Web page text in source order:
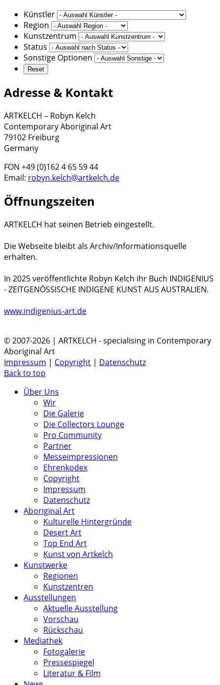
Künstler
Region
Kunstzentrum
Status
Sonstige Optionen
Adresse & Kontakt
ARTKELCH – Robyn Kelch
Contemporary Aboriginal Art
79102 Freiburg
Germany
FON +49 (0)162 4 65 59 44
Email: robyn.kelch@artkelch.de
Öffnungszeiten
ARTKELCH hat seinen Betrieb eingestellt.
Die Webseite bleibt als Archiv/Informationsquelle
erhalten.
In 2025 veröffentlichte Robyn Kelch ihr Buch INDIGENIUS
- ZEITGENÖSSISCHE INDIGENE KUNST AUS AUSTRALIEN.
www.indigenius-art.de
© 2007-2026 | ARTKELCH - specialising in Contemporary
Aboriginal Art
Impressum | Copyright | Datenschutz
Back to top
Über Uns
Wir
Die Galerie
Die Collectors Lounge
Pro Community
Partner
Messeimpressionen
Ehrenkodex
Copyright
Impressum
Datenschutz
Aboriginal Art
Kulturelle Hintergründe
Desert Art
Top End Art
Kunst von Artkelch
Kunstwerke
Regionen
Kunstzentren
Ausstellungen
Aktuelle Ausstellung
Vorschau
Rückschau
Mediathek
Fotogalerie
Pressespiegel
Literatur & Film